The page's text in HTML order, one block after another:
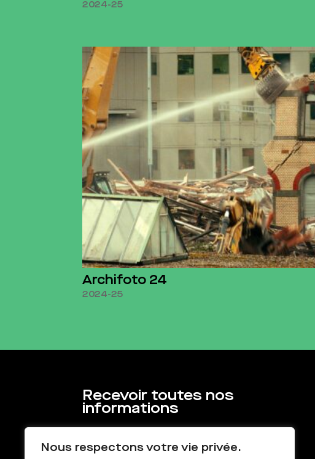
Nous respectons votre vie privée.
2024-25
Archifoto 24
2024-25
Recevoir toutes nos
informations